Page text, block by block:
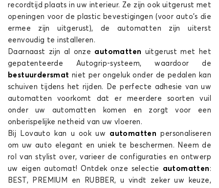
recordtijd plaats in uw interieur. Ze zijn ook uitgerust met
openingen voor de plastic bevestigingen (voor auto's die
ermee zijn uitgerust), de automatten zijn uiterst
eenvoudig te installeren.
Daarnaast zijn al onze automatten uitgerust met het
gepatenteerde Autogrip-systeem, waardoor de
bestuurdersmat niet per ongeluk onder de pedalen kan
schuiven tijdens het rijden. De perfecte adhesie van uw
automatten voorkomt dat er meerdere soorten vuil
onder uw automatten komen en zorgt voor een
onberispelijke netheid van uw vloeren.
Bij Lovauto kan u ook uw automatten personaliseren
om uw auto elegant en uniek te beschermen. Neem de
rol van stylist over, varieer de configuraties en ontwerp
uw eigen automat! Ontdek onze selectie automatten :
BEST, PREMIUM en RUBBER, u vindt zeker uw keuze,